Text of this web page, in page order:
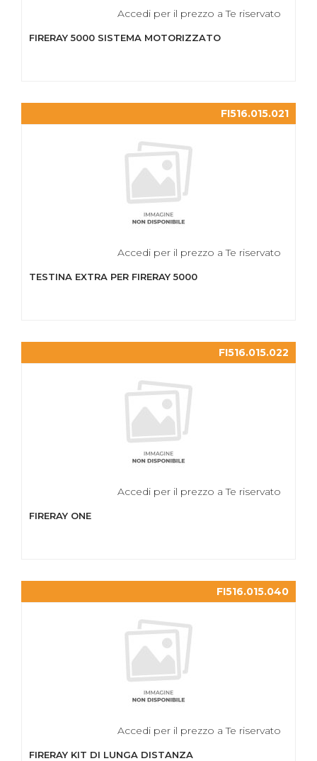
Accedi per il prezzo a Te riservato
FIRERAY 5000 SISTEMA MOTORIZZATO
FI516.015.021
Accedi per il prezzo a Te riservato
TESTINA EXTRA PER FIRERAY 5000
FI516.015.022
Accedi per il prezzo a Te riservato
FIRERAY ONE
FI516.015.040
Accedi per il prezzo a Te riservato
FIRERAY KIT DI LUNGA DISTANZA